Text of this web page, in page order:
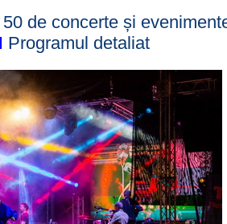
de concerte și
Programul detaliat